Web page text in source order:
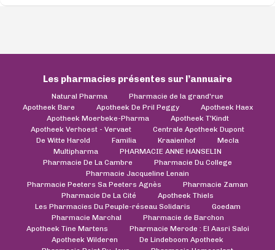
Les pharmacies présentes sur l’annuaire
Natural Pharma
Pharmacie de la grand'rue
Apotheek Bare
Apotheek De Pril Peggy
Apotheek Haex
Apotheek Moerbeke-Pharma
Apotheek T'Kindt
Apotheek Verhoest - Vervaet
Centrale Apotheek Dupont
De Witte Harold
Familia Kraaienhof
Mecla
Multipharma
PHARMACIE ANNE HANSELIN
Pharmacie De La Cambre
Pharmacie Du College
Pharmacie Jacqueline Lenain
Pharmacie Peeters Sa Peeters Agnès
Pharmacie Zaman
Pharmacie De La Cité
Apotheek Thiels
Les Pharmacies Du Peuple-réseau Solidaris
Goedam
Pharmacie Marchal
Pharmacie de Barchon
Apotheek Tine Martens
Pharmacie Merode : El Aasri Saloi
Apotheek Wilderen
De Lindeboom Apotheek